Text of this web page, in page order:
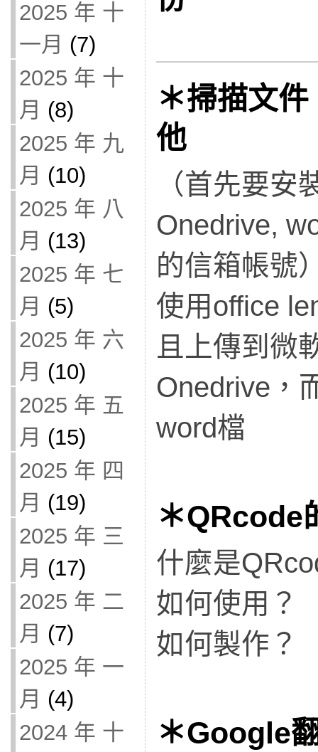
2025 年 十
一月 (7)
2025 年 十
月 (8)
2025 年 九
月 (10)
2025 年 八
月 (13)
2025 年 七
月 (5)
2025 年 六
月 (10)
2025 年 五
月 (15)
2025 年 四
月 (19)
2025 年 三
月 (17)
2025 年 二
月 (7)
2025 年 一
月 (4)
2024 年 十
＊掃描文
他
（首先要安
Onedrive,
的信箱帳號
使用office
且上傳到微
Onedrive，
word檔
＊QRcode
什麼是
如何使用？
如何製作？
＊Google